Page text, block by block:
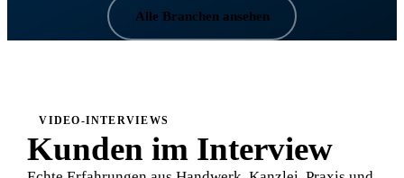
Alle Branchen ansehen
VIDEO-INTERVIEWS
Kunden im Interview